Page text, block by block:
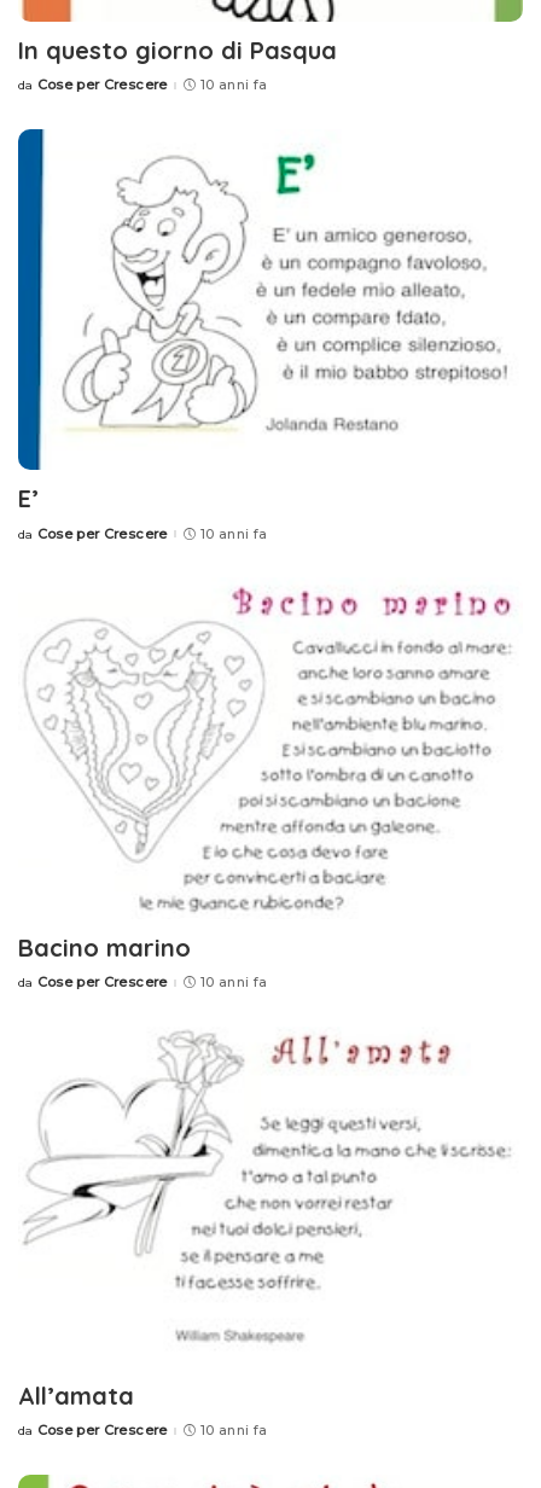
In questo giorno di Pasqua
Posted
da Cose per Crescere 10 anni fa
E’
Posted
da Cose per Crescere 10 anni fa
Bacino marino
Posted
da Cose per Crescere 10 anni fa
All’amata
Posted
da Cose per Crescere 10 anni fa